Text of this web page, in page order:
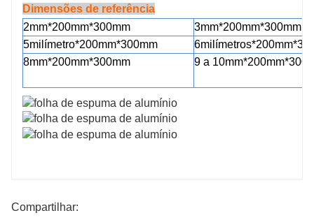
Dimensões de referência
2mm*200mm*300mm
3mm*200mm*300mm
5milímetro*200mm*300mm 6milímetros*200mm*3
8mm*200mm*300mm
9 a
Compartilhar: